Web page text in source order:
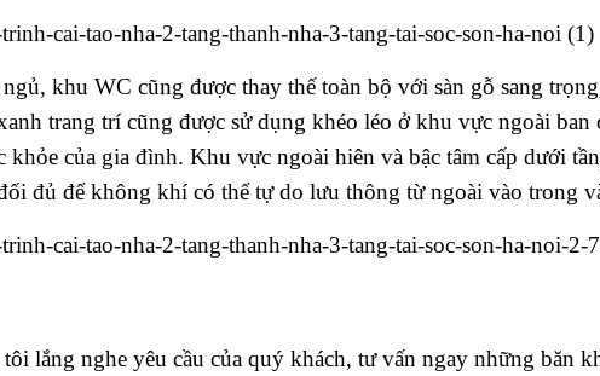
khu WC cũng được thay thế toàn bộ với sàn gỗ sang
trang trí cũng được sử dụng khéo léo ở khu vực ngoài
của gia đình. Khu vực ngoài hiên và bậc tâm cấp dưới
đủ để không khí có thể tự do lưu thông từ ngoài vào trong
lắng nghe yêu cầu của quý khách, tư vấn ngay những băn